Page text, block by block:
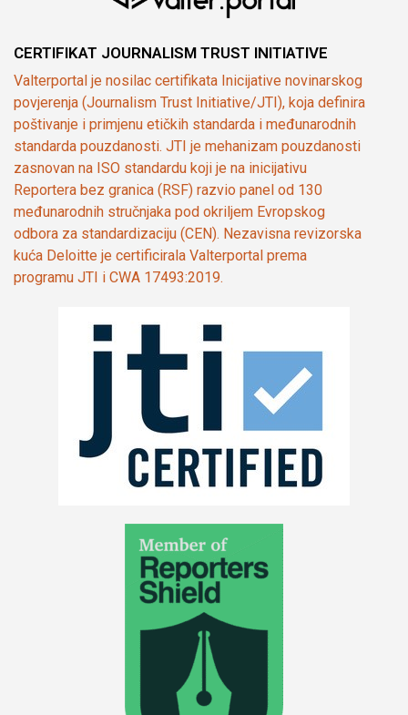
CERTIFIKAT JOURNALISM TRUST INITIATIVE
Valterportal je nosilac certifikata Inicijative novinarskog
povjerenja (Journalism Trust Initiative/JTI), koja definira
poštivanje i primjenu etičkih standarda i međunarodnih
standarda pouzdanosti. JTI je mehanizam pouzdanosti
zasnovan na ISO standardu koji je na inicijativu
Reportera bez granica (RSF) razvio panel od 130
međunarodnih stručnjaka pod okriljem Evropskog
odbora za standardizaciju (CEN). Nezavisna revizorska
kuća Deloitte je certificirala Valterportal prema
programu JTI i CWA 17493:2019.